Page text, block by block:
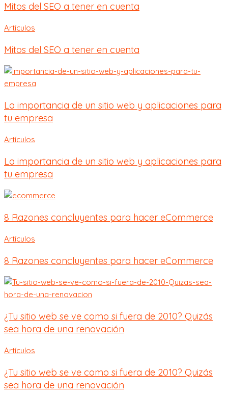
Mitos del SEO a tener en cuenta
Artículos
Mitos del SEO a tener en cuenta
La importancia de un sitio web y aplicaciones para
tu empresa
Artículos
La importancia de un sitio web y aplicaciones para
tu empresa
8 Razones concluyentes para hacer eCommerce
Artículos
8 Razones concluyentes para hacer eCommerce
¿Tu sitio web se ve como si fuera de 2010? Quizás
sea hora de una renovación
Artículos
¿Tu sitio web se ve como si fuera de 2010? Quizás
sea hora de una renovación